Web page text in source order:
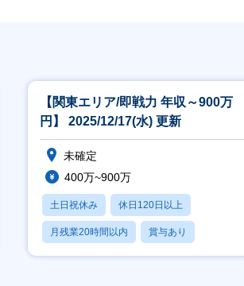
【関東エリア/即戦力 年収～900万
円】 2025/12/17(水) 更新
未確定
400万~900万
土日祝休み 休日120日以上
月残業20時間以内 賞与あり
学歴不問